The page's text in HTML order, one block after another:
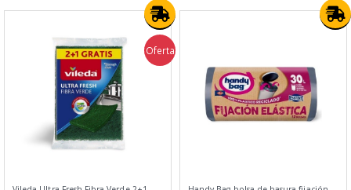
Oferta